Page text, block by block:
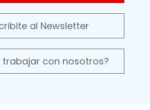
al Newsletter
trabajar con nosotros?